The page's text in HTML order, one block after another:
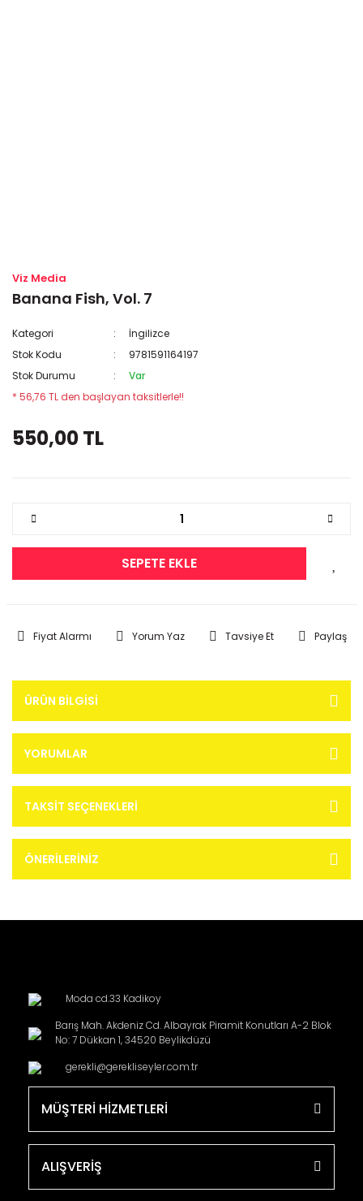
Viz Media
Banana Fish, Vol. 7
Kategori
İngilizce
Stok Kodu
9781591164197
Stok Durumu
Var
* 56,76 TL den başlayan taksitlerle!!
550,00 TL
SEPETE EKLE
Fiyat Alarmı Yorum Yaz Tavsiye Et Paylaş
ÜRÜN BILGISI
YORUMLAR
TAKSIT SEÇENEKLERI
ÖNERILERINIZ
Moda cd.33 Kadikoy
Barış Mah. Akdeniz Cd. Albayrak Piramit Konutları A-2 Blok
No: 7 Dükkan 1, 34520 Beylikdüzü
gerekli@gerekliseyler.com.tr
MÜŞTERİ HİZMETLERİ
ALIŞVERİŞ